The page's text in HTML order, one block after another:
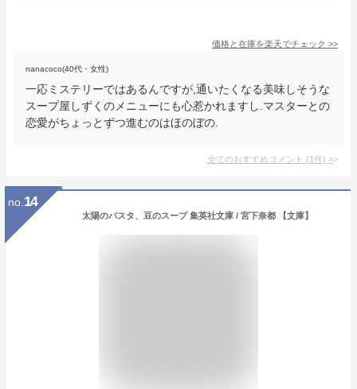
価格と在庫を楽天でチェック >>
nanacoco(40代・女性)
一応ミステリーではあるんですが,通いたくなる美味しそうな
スープ屋しずくのメニューにも心惹かれますし.マスターとの
恋愛がちょっとずつ進むのはほのぼの.
全てのおすすめコメント (1件) >
no. 14
太陽のパスタ、豆のスープ 集英社文庫 / 宮下奈都 【文庫】